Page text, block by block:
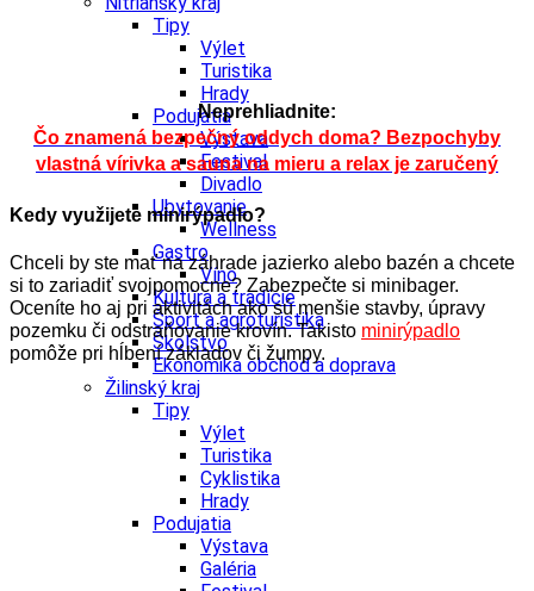
Tipy
Výlet
Turistika
Hrady
Podujatia
Výstava
Festival
Divadlo
Ubytovanie
Wellness
Gastro
Víno
Kultúra a tradície
Šport a agroturistika
Školstvo
Ekonomika obchod a doprava
Žilinský kraj
Tipy
Výlet
Turistika
Cyklistika
Hrady
Podujatia
Výstava
Galéria
Neprehliadnite:
Čo znamená bezpečný oddych doma? Bezpochyby
vlastná vírivka a sauna na mieru a relax je zaručený
Kedy využijete minirýpadlo?
Chceli by ste mať na záhrade jazierko alebo bazén a chcete
si to zariadiť svojpomocne? Zabezpečte si minibager.
Oceníte ho aj pri aktivitách ako sú menšie stavby, úpravy
pozemku či odstraňovanie krovín. Takisto minirýpadlo
pomôže pri hĺbení základov či žumpy.